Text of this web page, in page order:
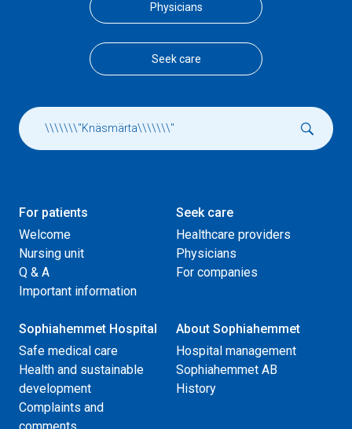
Physicians
Seek care
For patients
Welcome
Nursing unit
Q & A
Important information
Seek care
Healthcare providers
Physicians
For companies
Sophiahemmet Hospital
Safe medical care
Health and sustainable
development
Complaints and
About Sophiahemmet
Hospital management
Sophiahemmet AB
History